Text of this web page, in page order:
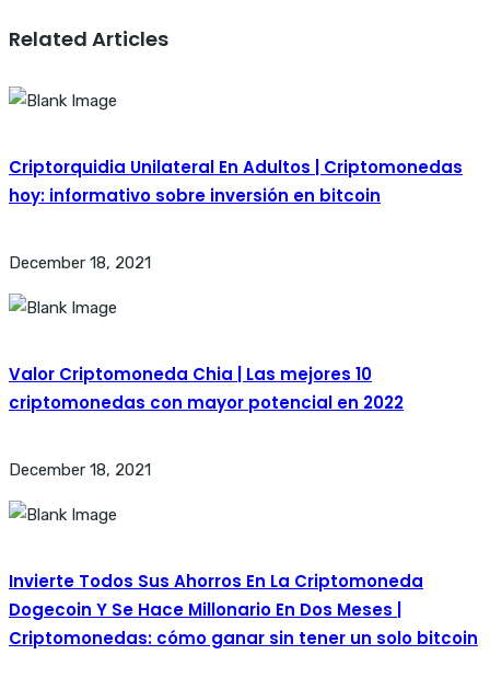
Related Articles
Criptorquidia Unilateral En Adultos | Criptomonedas
hoy: informativo sobre inversión en bitcoin
December 18, 2021
Valor Criptomoneda Chia | Las mejores 10
criptomonedas con mayor potencial en 2022
December 18, 2021
Invierte Todos Sus Ahorros En La Criptomoneda
Dogecoin Y Se Hace Millonario En Dos Meses |
Criptomonedas: cómo ganar sin tener un solo bitcoin